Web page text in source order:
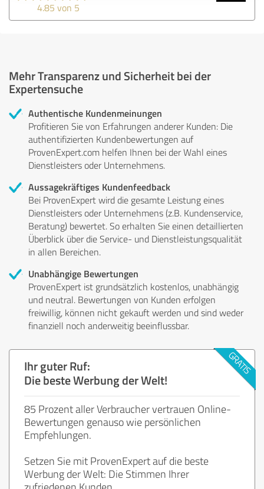
4.85 von 5
Mehr Transparenz und Sicherheit bei der
Expertensuche
Authentische Kundenmeinungen
Profitieren Sie von Erfahrungen anderer Kunden: Die
authentifizierten Kundenbewertungen auf
ProvenExpert.com helfen Ihnen bei der Wahl eines
Dienstleisters oder Unternehmens.
Aussagekräftiges Kundenfeedback
Bei ProvenExpert wird die gesamte Leistung eines
Dienstleisters oder Unternehmens (z.B. Kundenservice,
Beratung) bewertet. So erhalten Sie einen detaillierten
Überblick über die Service- und Dienstleistungsqualität
in allen Bereichen.
Unabhängige Bewertungen
ProvenExpert ist grundsätzlich kostenlos, unabhängig
und neutral. Bewertungen von Kunden erfolgen
freiwillig, können nicht gekauft werden und sind weder
finanziell noch anderweitig beeinflussbar.
Ihr guter Ruf:
Die beste Werbung der Welt!
85 Prozent aller Verbraucher vertrauen Online-
Bewertungen genauso wie persönlichen
Empfehlungen.
Setzen Sie mit ProvenExpert auf die beste
Werbung der Welt: Die Stimmen Ihrer